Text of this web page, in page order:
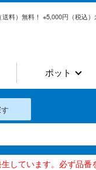
料）無料！ ※5,000円（税込
ポット
しています。必ず品番